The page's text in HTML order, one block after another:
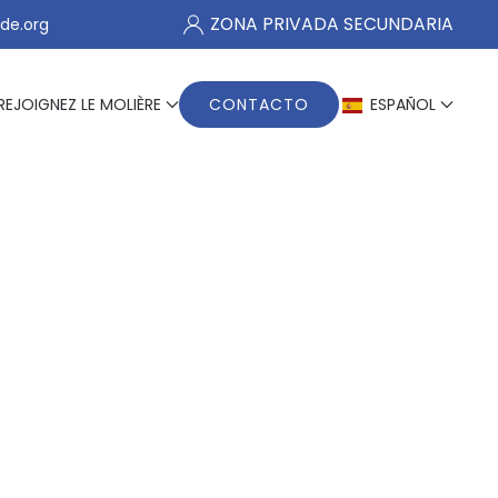
ZONA PRIVADA SECUNDARIA
LE MOLIÈRE CONTACTO ESPAÑOL